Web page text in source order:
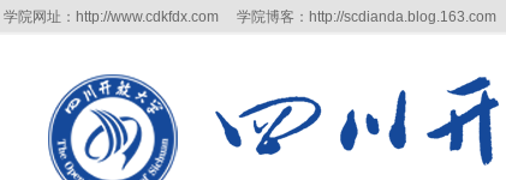
学院网址：http://www.cdkfdx.com 学院博客：http://scdianda.blog.163.com